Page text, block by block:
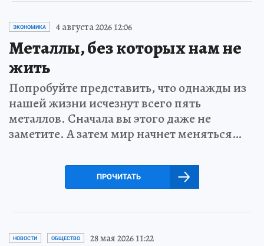
ЭКОНОМИКА 4 августа 2026 12:06
Металлы, без которых нам не
жить
Попробуйте представить, что однажды из
нашей жизни исчезнут всего пять
металлов. Сначала вы этого даже не
заметите. А затем мир начнет меняться…
ПРОЧИТАТЬ
НОВОСТИ ОБЩЕСТВО 28 мая 2026 11:22